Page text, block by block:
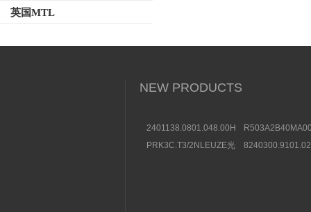
英国MTL
NEW PRODUCTS
2401138.0801.048.00HERION
数据
PRK3C.T3/2NLEUZE光